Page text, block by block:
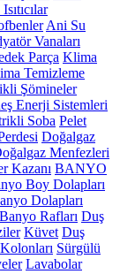
Ani Su
Vanaları
Parça Klima
Temizleme
Şömineler
Enerji Sistemleri
Soba Pelet
Doğalgaz
Menfezleri
Kazanı BANYO
Boy Dolapları
Dolapları
Banyo Rafları Duş
Küvet Duş
Sürgülü
Lavabolar